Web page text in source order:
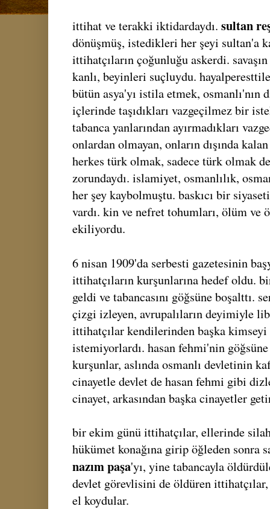
ittihat ve terakki iktidardaydı. sultan
dönüşmüş, istedikleri her şeyi sultan'a
ittihatçıların çoğunluğu askerdi.
kanlı, beyinleri suçluydu.
bütün asya'yı istila etmek,
içlerinde taşıdıkları vazgeçilmez bir
tabanca yanlarından ayırmadıkları
onlardan olmayan, onların dışında
herkes türk olmak, sadece türk olmak
zorundaydı. islamiyet, osmanlılık,
her şey kaybolmuştu. baskıcı bir
vardı. kin ve nefret tohumları, ölüm ve
ekiliyordu.
6 nisan 1909'da serbesti gazetesinin
ittihatçıların kurşunlarına hedef oldu.
geldi ve tabancasını göğsüne boşalttı.
çizgi izleyen, avrupalıların deyimiyle
ittihatçılar kendilerinden başka
istemiyorlardı. hasan fehmi'nin göğsüne
kurşunlar, aslında osmanlı devletinin
cinayetle devlet de hasan fehmi gibi
cinayet, arkasından başka cinayetler
bir ekim günü ittihatçılar, ellerinde
hükümet konağına girip öğleden sonra
nazım paşa'yı, yine tabancayla
devlet görevlisini de öldüren
el koydular.